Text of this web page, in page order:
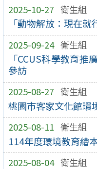
2025-10-27 衛生組
「動物解放：現在
2025-09-24 衛生組
「CCUS科學教育推
參訪
2025-08-27 衛生組
桃園市客家文化館環
2025-08-11 衛生組
114年度環境教育繪
2025-08-04 衛生組